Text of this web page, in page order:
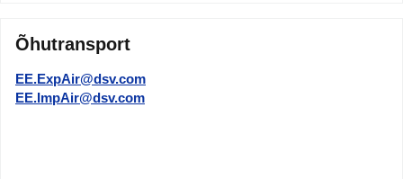
Õhutransport
EE.ExpAir@dsv.com
EE.ImpAir@dsv.com